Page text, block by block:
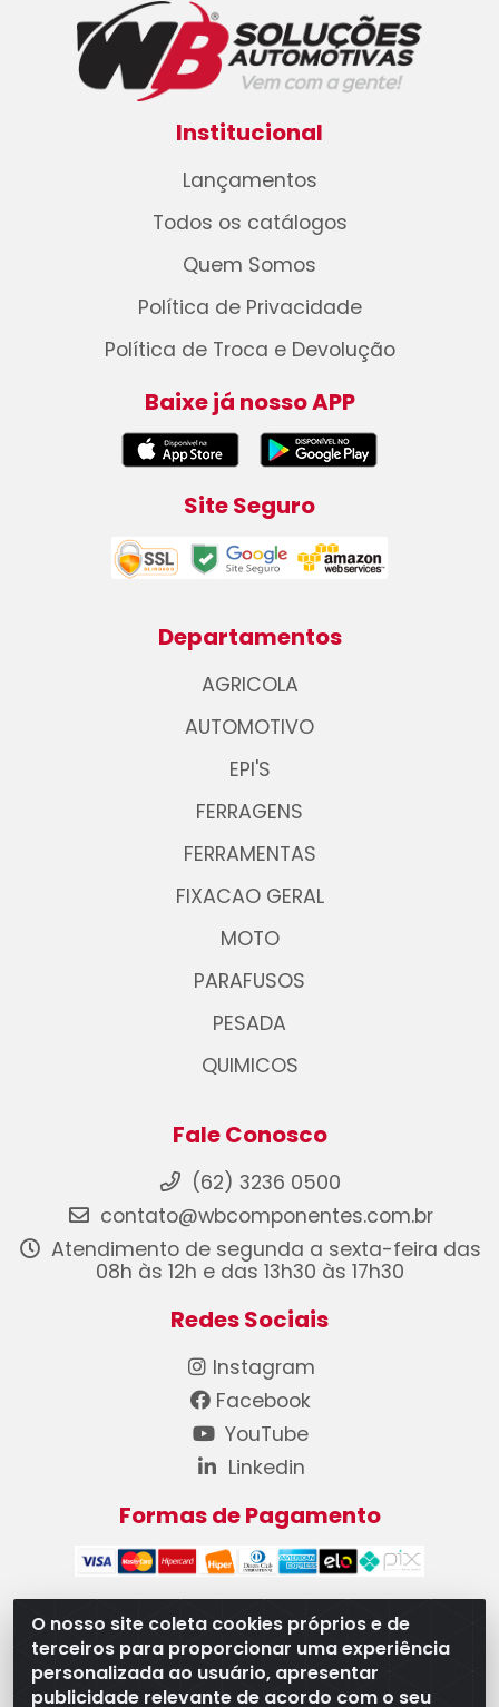
O nosso site coleta cookies próprios e de
terceiros para proporcionar uma experiência
personalizada ao usuário, apresentar
publicidade relevante de acordo com o seu
Institucional
Lançamentos
Todos os catálogos
Quem Somos
Política de Privacidade
Política de Troca e Devolução
Baixe já nosso APP
Site Seguro
Departamentos
AGRICOLA
AUTOMOTIVO
EPI'S
FERRAGENS
FERRAMENTAS
FIXACAO GERAL
MOTO
PARAFUSOS
PESADA
QUIMICOS
Fale Conosco
(62) 3236 0500
contato@wbcomponentes.com.br
Atendimento de segunda a sexta-feira das
08h às 12h e das 13h30 às 17h30
Redes Sociais
Instagram
Facebook
YouTube
Linkedin
Formas de Pagamento
WB Componentes Automotivos LTDA - CNPJ
08.528.393/0001-12 - Rua do Níquel, 667 - Parque
Oeste Industrial, Goiânia/GO - CEP 74375-660